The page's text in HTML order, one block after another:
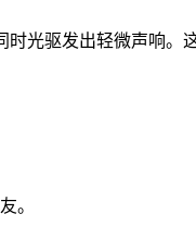
光驱发出轻微声响
。